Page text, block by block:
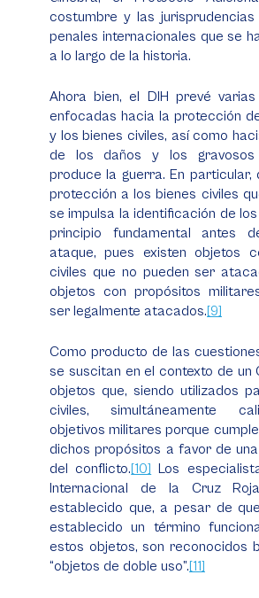
costumbre y las
penales internacionales que se
a lo largo de la historia.
Ahora bien, el DIH prevé varias
enfocadas hacia la protección
y los bienes civiles, así como
de los daños y los
produce la guerra. En particular,
protección a los bienes civiles
se impulsa la identificación de
principio fundamental antes
ataque, pues existen objetos
civiles que no pueden ser
objetos con propósitos
ser legalmente atacados.[9]
Como producto de las
se suscitan en el contexto de un
objetos que, siendo utilizados
civiles, simultáneamente
objetivos militares porque
dichos propósitos a favor de
del conflicto.[10] Los
Internacional de la Cruz
establecido que, a pesar de
establecido un término
estos objetos, son reconocidos
“objetos de doble uso”.[11]